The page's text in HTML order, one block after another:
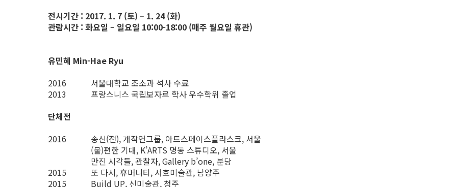
전시기간 : 2017. 1. 7 (토) – 1. 24 (화)
관람시간 : 화요일 – 일요일 10:00-18:00 (매주 월요일 휴관)
유민혜 Min-Hae Ryu
2016
서울대학교 조소과 석사 수료
2013
프랑스니스 국립보자르 학사 우수학위 졸업
단체전
2016
송신(전), 개작연그룹, 아트스페이스플라스크, 서울
(불)편한 기대, K’ARTS 명동 스튜디오, 서울
만진 시각들, 관찰자, Gallery b’one, 분당
2015
또 다시, 휴머니티, 서호미술관, 남양주
2015
Build UP, 신미술관, 청주